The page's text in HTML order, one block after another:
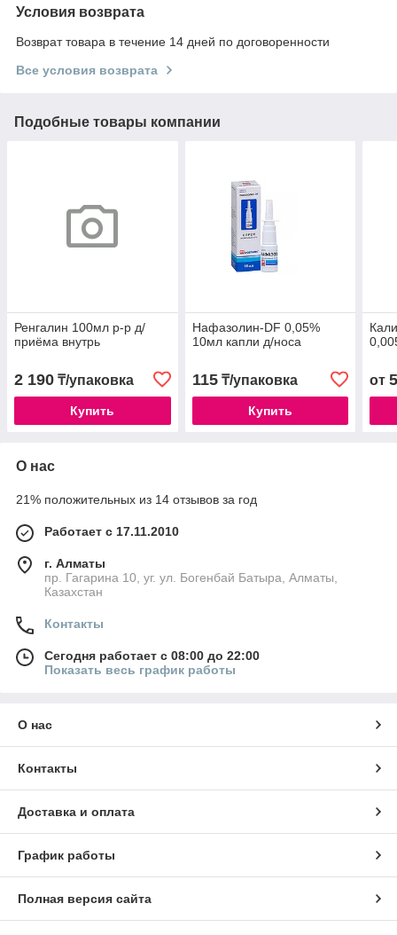
Условия возврата
Возврат товара в течение 14 дней по договоренности
Все условия возврата
Подобные товары компании
Ренгалин 100мл р-р д/
приёма внутрь
2 190 ₸/упаковка
Купить
Нафазолин-DF 0,05%
10мл капли д/носа
115₸/упаковка
Купить
от
О нас
21% положительных из 14 отзывов за год
Работает с 17.11.2010
г. Алматы
пр. Гагарина 10, уг. ул. Богенбай Батыра, Алматы,
Казахстан
Контакты
Сегодня работает с 08:00 до 22:00
Показать весь график работы
О нас
Контакты
Доставка и оплата
График работы
Полная версия сайта